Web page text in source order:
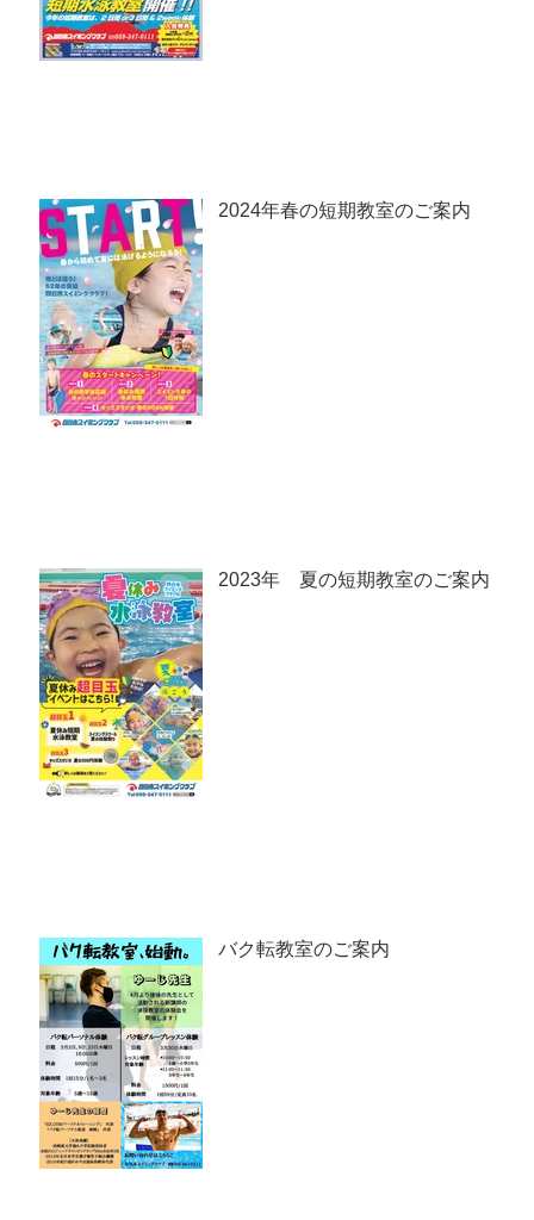
2024年春の短期教室のご案内
2023年 夏の短期教室のご案内
バク転教室のご案内